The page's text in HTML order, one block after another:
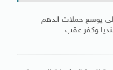
يوسع حملات الدهم
وكفر عقب